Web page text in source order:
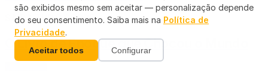
SAIBA TUDO SOBRE
O Livro de Enoque que Chocou o Mundo
são exibidos mesmo sem aceitar — personalização depende
do seu consentimento. Saiba mais na Política de
Privacidade.
Aceitar todos Configurar